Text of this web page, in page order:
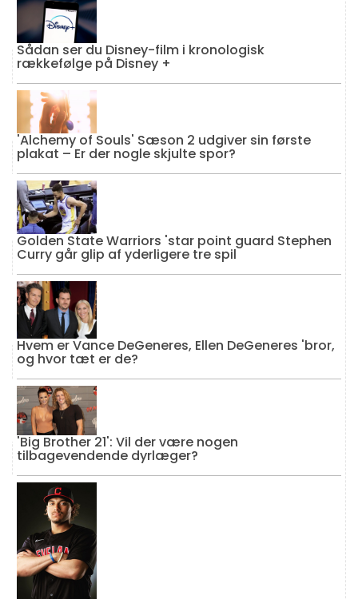
Sådan ser du Disney-film i kronologisk
rækkefølge på Disney +
'Alchemy of Souls' Sæson 2 udgiver sin første
plakat – Er der nogle skjulte spor?
Golden State Warriors 'star point guard Stephen
Curry går glip af yderligere tre spil
Hvem er Vance DeGeneres, Ellen DeGeneres 'bror,
og hvor tæt er de?
'Big Brother 21': Vil der være nogen
tilbagevendende dyrlæger?